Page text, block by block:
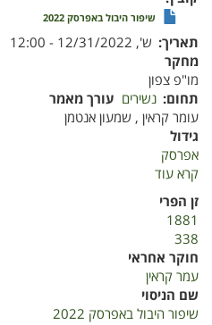
שיפור היבול באפרסק 2022
תאריך ש', 12/31/2022 - 12:00
מחקר
מו"פ צפון
תחום נשירים עורך מאמר
עומר קראין , שמעון אנטמן
גידול
אפרסק
קרא עוד
זן הפרי
1881
338
חוקר אחראי
עמר קראין
שם הניסוי
שיפור היבול באפרסק 2022